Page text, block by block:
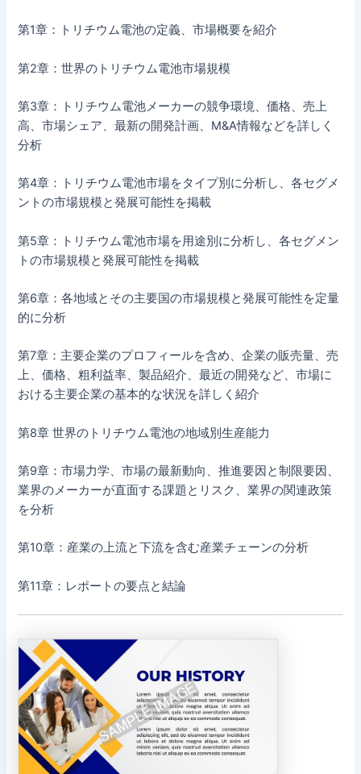
第1章：トリチウム電池の定義、市場概要を紹介
第2章：世界のトリチウム電池市場規模
第3章：トリチウム電池メーカーの競争環境、価格、売上
高、市場シェア、最新の開発計画、M&A情報などを詳しく
分析
第4章：トリチウム電池市場をタイプ別に分析し、各セグメ
ントの市場規模と発展可能性を掲載
第5章：トリチウム電池市場を用途別に分析し、各セグメン
トの市場規模と発展可能性を掲載
第6章：各地域とその主要国の市場規模と発展可能性を定量
的に分析
第7章：主要企業のプロフィールを含め、企業の販売量、売
上、価格、粗利益率、製品紹介、最近の開発など、市場に
おける主要企業の基本的な状況を詳しく紹介
第8章 世界のトリチウム電池の地域別生産能力
第9章：市場力学、市場の最新動向、推進要因と制限要因、
業界のメーカーが直面する課題とリスク、業界の関連政策
を分析
第10章：産業の上流と下流を含む産業チェーンの分析
第11章：レポートの要点と結論